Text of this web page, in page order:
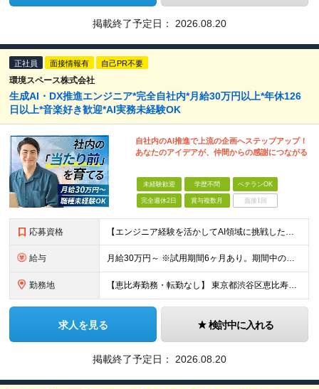
掲載終了予定日： 2026.08.20
正社員 面接情報有 自己PR不要
環境スペース株式会社
生成AI・DX推進エンジニア*完全自社内*月給30万円以上*年休126
日以上*音楽好き歓迎*AI実務未経験OK
自社内のAI推進で上流の企画へステップアップ！
あなたのアイデアが、仲間からの感謝につながる
未経験歓迎 学歴不問 ベテランOK
完全週休2日 賞与複数月 面接1回
応募資格 【エンジニア経験を活かしてAI領域に挑戦したい方、大歓迎！】 ◆AI、IT、DX、プログラミング等を学んだ経験がある方 ◆学歴不問 ＼こんな方にぴったりです／ ◆自分のアイディアで業務を改善し、仲間
給与 月給30万円～ ※試用期間6ヶ月あり。期間中の給与・待遇の差異はありません ※月給には月45時間分の固定残業代（月7万8,000円～）を含みます ※超過分は別途支給します
勤務地 【恵比寿勤務・転勤なし】 東京都渋谷区恵比寿南1-1-9 岩徳ビル 9F (変更の範囲)上記を除く当社関連勤務地
求人を見る 検討中に入れる
掲載終了予定日： 2026.08.20